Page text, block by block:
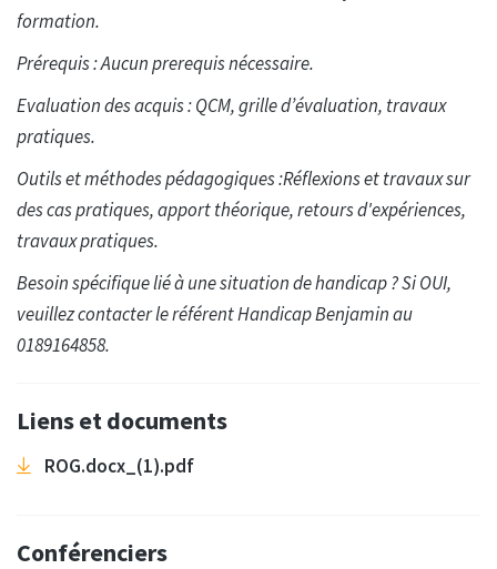
formation.
Prérequis : Aucun prerequis nécessaire.
Evaluation des acquis : QCM, grille d’évaluation, travaux
pratiques.
Outils et méthodes pédagogiques :Réflexions et travaux sur
des cas pratiques, apport théorique, retours d'expériences,
travaux pratiques.
Besoin spécifique lié à une situation de handicap ? Si OUI,
veuillez contacter le référent Handicap Benjamin au
0189164858.
Liens et documents
ROG.docx_(1).pdf
Conférenciers